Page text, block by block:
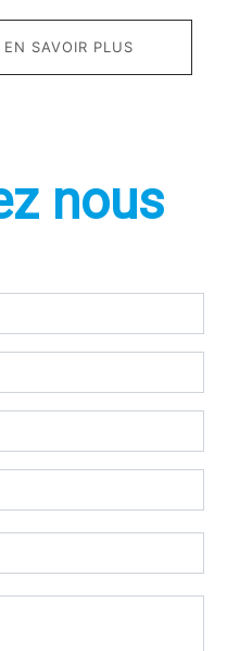
EN SAVOIR PLUS
nous